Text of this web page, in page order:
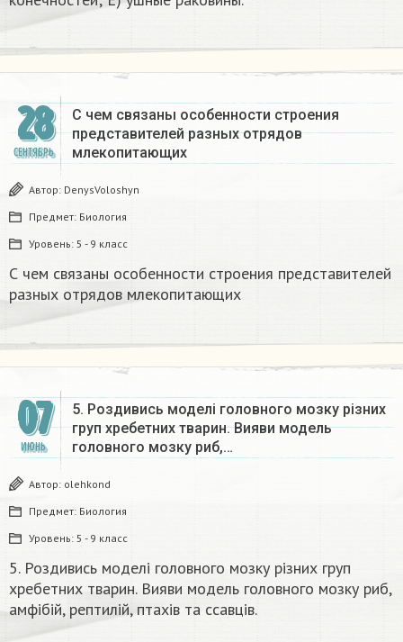
28
СЕНТЯБРЬ
С чем связаны особенности строения
представителей разных отрядов
млекопитающих ​
Автор: DenysVoloshyn
Предмет: Биология
Уровень: 5 - 9 класс
С чем связаны особенности строения представителей
разных отрядов млекопитающих ​
07
ИЮНЬ
5. Роздивись моделі головного мозку різних
груп хребетних тварин. Вияви модель
головного мозку риб,…
Автор: olehkond
Предмет: Биология
Уровень: 5 - 9 класс
5. Роздивись моделі головного мозку різних груп
хребетних тварин. Вияви модель головного мозку риб,
амфібій, рептилій, птахів та ссавців. ​